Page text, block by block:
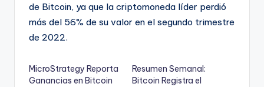
de Bitcoin, ya que la criptomoneda líder perdió
más del 56% de su valor en el segundo trimestre
de 2022.
MicroStrategy Reporta
Ganancias en Bitcoin
Resumen Semanal:
Bitcoin Registra el